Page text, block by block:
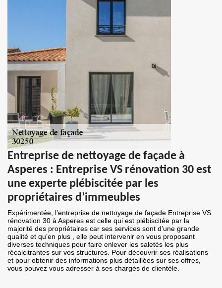
Entreprise de nettoyage de façade à
Asperes : Entreprise VS rénovation 30 est
une experte plébiscitée par les
propriétaires d’immeubles
Expérimentée, l’entreprise de nettoyage de façade Entreprise VS
rénovation 30 à Asperes est celle qui est plébiscitée par la
majorité des propriétaires car ses services sont d’une grande
qualité et qu’en plus , elle peut intervenir en vous proposant
diverses techniques pour faire enlever les saletés les plus
récalcitrantes sur vos structures. Pour découvrir ses réalisations
et pour obtenir des informations plus détaillées sur ses offres,
vous pouvez vous adresser à ses chargés de clientèle.